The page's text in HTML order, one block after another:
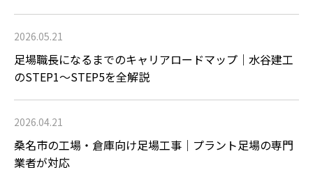
2026.05.21
足場職長になるまでのキャリアロードマップ｜水谷建工
のSTEP1〜STEP5を全解説
2026.04.21
桑名市の工場・倉庫向け足場工事｜プラント足場の専門
業者が対応